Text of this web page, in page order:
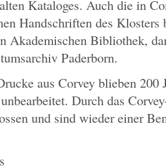
Kataloges. Auch die in
Handschriften des
Akademischen Bibliothek,
Paderborn.
aus Corvey blieben 200
Durch das
und sind wieder einer